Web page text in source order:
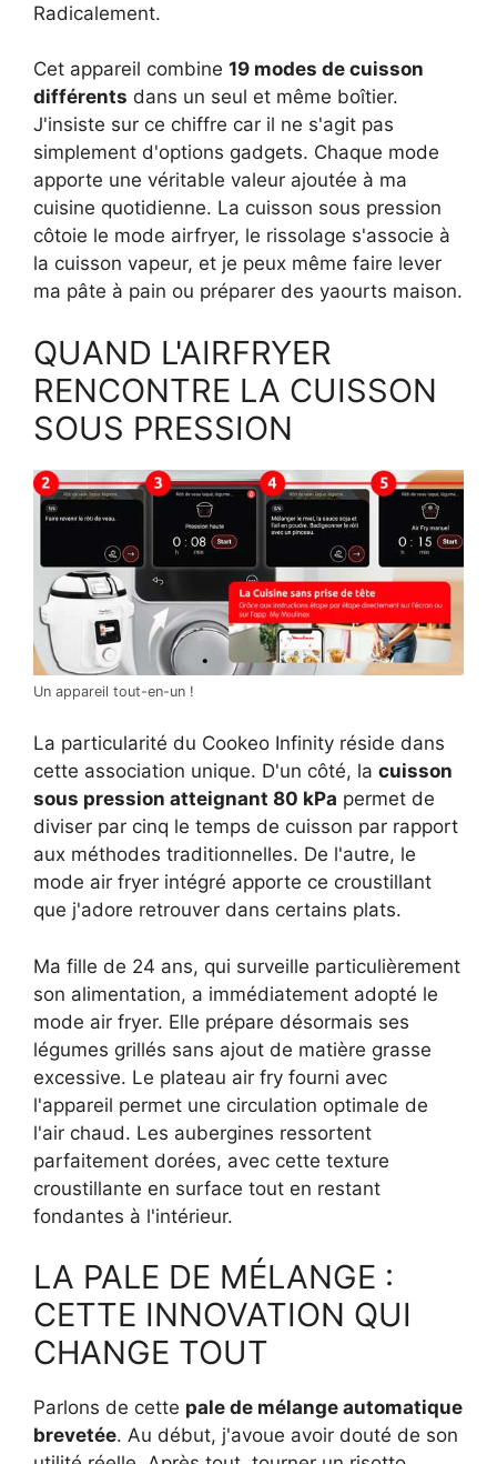
Radicalement.
Cet appareil combine 19 modes de cuisson
différents dans un seul et même boîtier.
J'insiste sur ce chiffre car il ne s'agit pas
simplement d'options gadgets. Chaque mode
apporte une véritable valeur ajoutée à ma
cuisine quotidienne. La cuisson sous pression
côtoie le mode airfryer, le rissolage s'associe à
la cuisson vapeur, et je peux même faire lever
ma pâte à pain ou préparer des yaourts maison.
QUAND L'AIRFRYER
RENCONTRE LA CUISSON
SOUS PRESSION
Un appareil tout-en-un !
La particularité du Cookeo Infinity réside dans
cette association unique. D'un côté, la cuisson
sous pression atteignant 80 kPa permet de
diviser par cinq le temps de cuisson par rapport
aux méthodes traditionnelles. De l'autre, le
mode air fryer intégré apporte ce croustillant
que j'adore retrouver dans certains plats.
Ma fille de 24 ans, qui surveille particulièrement
son alimentation, a immédiatement adopté le
mode air fryer. Elle prépare désormais ses
légumes grillés sans ajout de matière grasse
excessive. Le plateau air fry fourni avec
l'appareil permet une circulation optimale de
l'air chaud. Les aubergines ressortent
parfaitement dorées, avec cette texture
croustillante en surface tout en restant
fondantes à l'intérieur.
LA PALE DE MÉLANGE :
CETTE INNOVATION QUI
CHANGE TOUT
Parlons de cette pale de mélange automatique
brevetée. Au début, j'avoue avoir douté de son